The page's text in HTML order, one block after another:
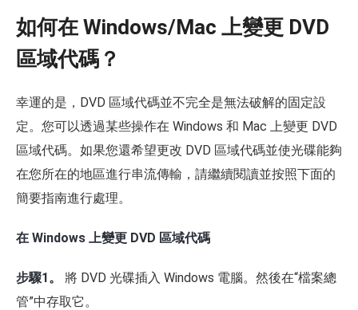
如何在 Windows/Mac 上變更 DVD
區域代碼？
幸運的是，DVD 區域代碼並不完全是無法破解的固定設
定。您可以透過某些操作在 Windows 和 Mac 上變更 DVD
區域代碼。如果您還希望更改 DVD 區域代碼並使光碟能夠
在您所在的地區進行串流傳輸，請繼續閱讀並按照下面的
簡要指南進行處理。
在 Windows 上變更 DVD 區域代碼
步驟1。
將 DVD 光碟插入 Windows 電腦。然後在“檔案總
管”中存取它。